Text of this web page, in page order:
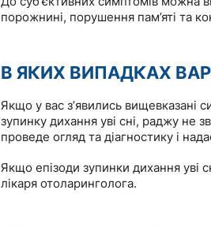
порожнині, порушення пам’яті та
В ЯКИХ ВИПАДКАХ
Якщо у вас зʼявились вищевказані
зупинку дихання уві сні, раджу не
проведе огляд та діагностику і
Якщо епізоди зупинки дихання уві
лікаря отоларинголога.